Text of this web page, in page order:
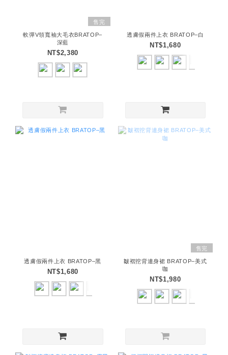
售完
軟彈V領寬袖大毛衣BRATOP–
深藍
NT$2,380
透膚假兩件上衣 BRATOP–白
NT$1,680
透膚假兩件上衣 BRATOP–黑
NT$1,680
售完
皺褶挖背連身裙 BRATOP–美式
咖
NT$1,980